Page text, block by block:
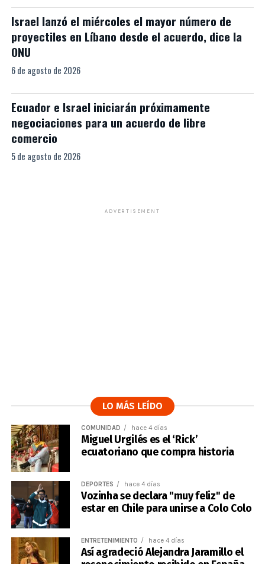
Israel lanzó el miércoles el mayor número de
proyectiles en Líbano desde el acuerdo, dice la
ONU
6 de agosto de 2026
Ecuador e Israel iniciarán próximamente
negociaciones para un acuerdo de libre
comercio
5 de agosto de 2026
ADVERTISEMENT
LO MÁS LEÍDO
COMUNIDAD hace 4 días
Miguel Urgilés es el ‘Rick’
ecuatoriano que compra historia
DEPORTES hace 4 días
Vozinha se declara "muy feliz" de
estar en Chile para unirse a Colo Colo
ENTRETENIMIENTO hace 4 días
Así agradeció Alejandra Jaramillo el